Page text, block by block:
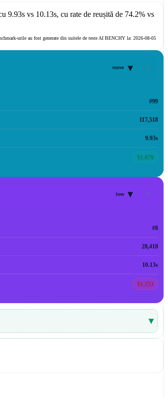
9.93s vs 10.13s, cu rate de reușită de 74.2% vs
urile au fost generate din suitele de teste AI BENCHY la: 2026-08-05
none ▾
#99
117,518
9.93s
$1.079
low ▾
#8
28,418
10.13s
$1.253
▾